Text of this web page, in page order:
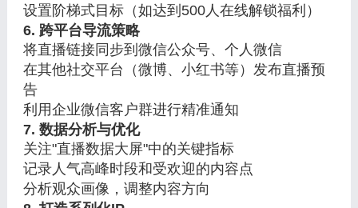
设置阶梯式目标（如达到500人在线解锁福利）
6. 跨平台导流策略
将直播链接同步到微信公众号、个人微信
在其他社交平台（微博、小红书等）发布直播预
告
利用企业微信客户群进行精准通知
7. 数据分析与优化
关注"直播数据大屏"中的关键指标
记录人气高峰时段和受欢迎的内容点
分析观众画像，调整内容方向